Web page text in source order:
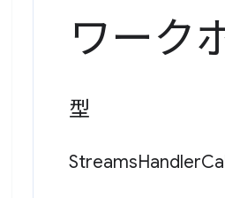
ワーク
型
StreamsHandler